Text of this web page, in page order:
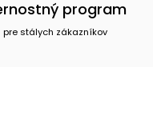
program
pre stálych zákazníkov